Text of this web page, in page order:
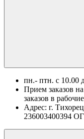
пн.- птн. c 10.00
Прием заказов
заказов в
Адрес: г.
236003400394